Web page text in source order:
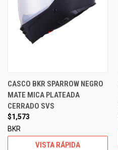
CASCO BKR SPARROW NEGRO
MATE MICA PLATEADA
CERRADO SVS
$1,573
BKR
VISTA RÁPIDA